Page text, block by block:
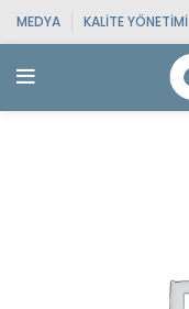
MEDYA KALITE YÖNETIMI